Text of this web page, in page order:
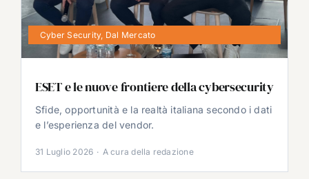
Cyber Security, Dal Mercato
ESET e le nuove frontiere della cybersecurity
Sfide, opportunità e la realtà italiana secondo i dati
e l’esperienza del vendor.
31 Luglio 2026 · A cura della redazione